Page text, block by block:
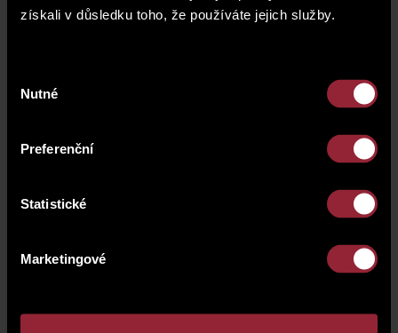
získali v důsledku toho, že používáte jejich služby.
souhlasu
Nutné
Preferenční
Statistické
Marketingové